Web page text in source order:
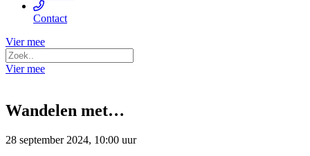
Contact
Vier mee
Vier mee
Wandelen met…
28 september 2024, 10:00 uur